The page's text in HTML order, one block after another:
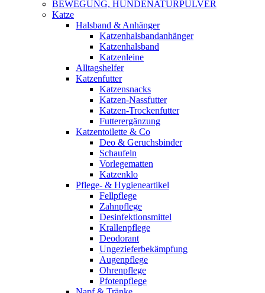
BEWEGUNG, HUNDENATURPULVER
Katze
Halsband & Anhänger
Katzenhalsbandanhänger
Katzenhalsband
Katzenleine
Alltagshelfer
Katzenfutter
Katzensnacks
Katzen-Nassfutter
Katzen-Trockenfutter
Futterergänzung
Katzentoilette & Co
Deo & Geruchsbinder
Schaufeln
Vorlegematten
Katzenklo
Pflege- & Hygieneartikel
Fellpflege
Zahnpflege
Desinfektionsmittel
Krallenpflege
Deodorant
Ungezieferbekämpfung
Augenpflege
Ohrenpflege
Pfotenpflege